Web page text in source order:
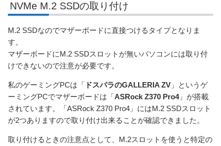
NVMe M.2 SSDの取り付け
M.2 SSDなのでマザーボードに直接つけるタイプとなりま
す。
マザーボードにM.2 SSDスロットが無いパソコンには取り付
けできないので注意が必要です。
私のゲーミングPCは「 ドスパラのGALLERIA ZV 」というゲ
ーミングPCでマザーボードは「ASRock Z370 Pro4」が搭載
されています。「ASRock Z370 Pro4」にはM.2 SSDスロット
が2つありますので取り付け出来ることが確認できました。
取り付けるときの注意点として、M.2スロットを使うと特定の